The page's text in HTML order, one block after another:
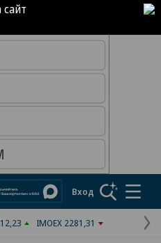
ad
Вход
IMOEX 2281,31